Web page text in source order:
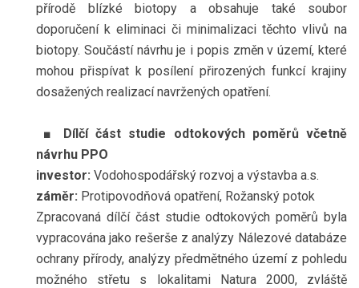
přírodě blízké biotopy a obsahuje také soubor
doporučení k eliminaci či minimalizaci těchto vlivů na
biotopy. Součástí návrhu je i popis změn v území, které
mohou přispívat k posílení přirozených funkcí krajiny
dosažených realizací navržených opatření.
■ Dílčí část studie odtokových poměrů včetně
návrhu PPO
investor: Vodohospodářský rozvoj a výstavba a.s.
záměr: Protipovodňová opatření, Rožanský potok
Zpracovaná dílčí část studie odtokových poměrů byla
vypracována jako rešerše z analýzy Nálezové databáze
ochrany přírody, analýzy předmětného území z pohledu
možného střetu s lokalitami Natura 2000, zvláště